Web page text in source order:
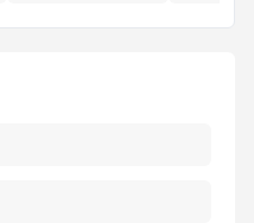
verilerimin belirtilen
ediyorum.